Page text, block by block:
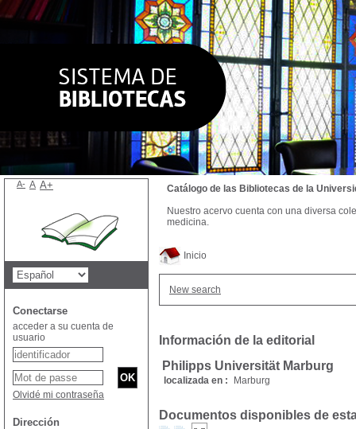
Inicio
New search
Información de la editorial
Philipps Universität Marburg
localizada en : Marburg
Documentos disponibles de
Catálogo de las Bibliotecas de la
Nuestro acervo cuenta con una diversa
medicina.
A- A A+
Conectarse
acceder a su cuenta de
usuario
Olvidé mi contraseña
Dirección